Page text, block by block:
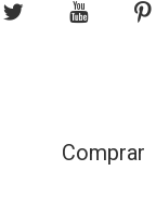
Comprar
  